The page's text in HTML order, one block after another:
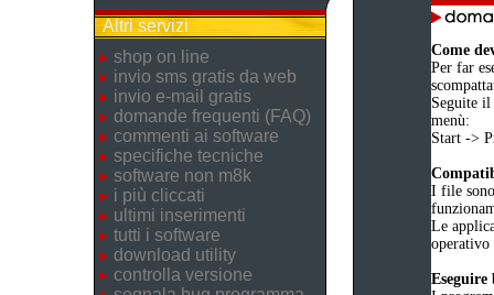
Altri servizi
shop on line
invio sms gratis da web
invio e-mail gratis
domande frequenti (FAQ)
commenti ai software
specifiche tecniche
software non m8k
i più cliccati
ultimi inserimenti
tutti i software
download utility
controlla versione
Come
Per far
Seguite
menù:
Start ->
I file
Le
operativo